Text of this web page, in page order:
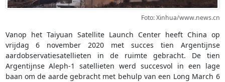
Foto: Xinhua/www.news.cn
Vanop het Taiyuan Satellite Launch Center heeft China op
vrijdag 6 november 2020 met succes tien Argentijnse
aardobservatiesatellieten in de ruimte gebracht. De tien
Argentijnse Aleph-1 satellieten werd succesvol in een lage
baan om de aarde gebracht met behulp van een Long March 6